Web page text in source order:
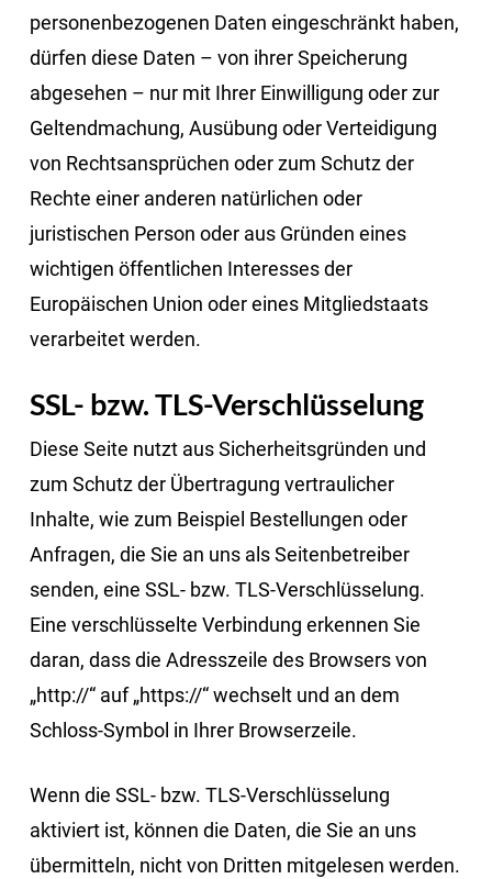
personenbezogenen Daten eingeschränkt haben,
dürfen diese Daten – von ihrer Speicherung
abgesehen – nur mit Ihrer Einwilligung oder zur
Geltendmachung, Ausübung oder Verteidigung
von Rechtsansprüchen oder zum Schutz der
Rechte einer anderen natürlichen oder
juristischen Person oder aus Gründen eines
wichtigen öffentlichen Interesses der
Europäischen Union oder eines Mitgliedstaats
verarbeitet werden.
SSL- bzw. TLS-Verschlüsselung
Diese Seite nutzt aus Sicherheitsgründen und
zum Schutz der Übertragung vertraulicher
Inhalte, wie zum Beispiel Bestellungen oder
Anfragen, die Sie an uns als Seitenbetreiber
senden, eine SSL- bzw. TLS-Verschlüsselung.
Eine verschlüsselte Verbindung erkennen Sie
daran, dass die Adresszeile des Browsers von
„http://“ auf „https://“ wechselt und an dem
Schloss-Symbol in Ihrer Browserzeile.
Wenn die SSL- bzw. TLS-Verschlüsselung
aktiviert ist, können die Daten, die Sie an uns
übermitteln, nicht von Dritten mitgelesen werden.